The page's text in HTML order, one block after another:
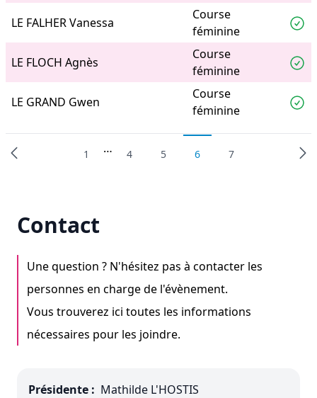
LE FALHER Vanessa
Course
féminine
LE FLOCH Agnès
Course
féminine
LE GRAND Gwen
Course
féminine
1 … 4 5 6 7
Contact
Une question ? N'hésitez pas à contacter les
personnes en charge de l'évènement.
Vous trouverez ici toutes les informations
nécessaires pour les joindre.
Présidente : Mathilde L'HOSTIS